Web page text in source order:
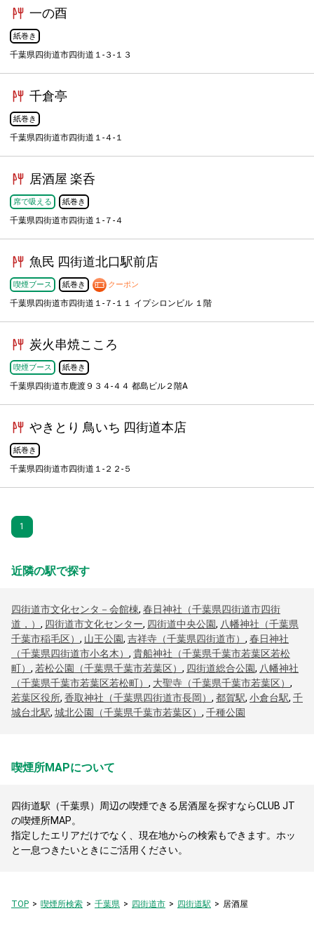
一の酉
紙巻き
千葉県四街道市四街道１-３-１３
千倉亭
紙巻き
千葉県四街道市四街道１-４-１
居酒屋 楽呑
席で吸える 紙巻き
千葉県四街道市四街道１-７-４
魚民 四街道北口駅前店
喫煙ブース 紙巻き クーポン
千葉県四街道市四街道１-７-１１ イプシロンビル １階
炭火串焼こころ
喫煙ブース 紙巻き
千葉県四街道市鹿渡９３４-４４ 都島ビル２階A
やきとり 鳥いち 四街道本店
紙巻き
千葉県四街道市四街道１-２２-５
1
近隣の駅で探す
四街道市文化センタ－会館棟, 春日神社（千葉県四街道市四街
道，） , 四街道市文化センター, 四街道中央公園, 八幡神社（千葉県
千葉市稲毛区） , 山王公園, 吉祥寺（千葉県四街道市） , 春日神社
（千葉県四街道市小名木） , 貴船神社（千葉県千葉市若葉区若松
町） , 若松公園（千葉県千葉市若葉区） , 四街道総合公園, 八幡神社
（千葉県千葉市若葉区若松町） , 大聖寺（千葉県千葉市若葉区） ,
若葉区役所, 香取神社（千葉県四街道市長岡） , 都賀駅, 小倉台駅, 千
城台北駅, 城北公園（千葉県千葉市若葉区） , 千種公園
喫煙所MAPについて
四街道駅（千葉県）周辺の喫煙できる居酒屋を探すならCLUB JT
の喫煙所MAP。
指定したエリアだけでなく、現在地からの検索もできます。ホッ
と一息つきたいときにご活用ください。
TOP 喫煙所検索 千葉県 四街道市 四街道駅 居酒屋